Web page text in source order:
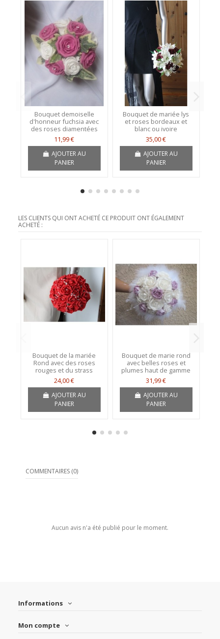
Bouquet demoiselle
d'honneur fuchsia avec
des roses diamentées
11,99 €
AJOUTER AU
PANIER
Bouquet de mariée lys
et roses bordeaux et
blanc ou ivoire
35,00 €
AJOUTER AU
PANIER
LES CLIENTS QUI ONT ACHETÉ CE PRODUIT ONT ÉGALEMENT
ACHETÉ :
Bouquet de la mariée
Rond avec des roses
rouges et du strass
24,00 €
AJOUTER AU
PANIER
Bouquet de marie rond
avec belles roses et
plumes haut de gamme
31,99 €
AJOUTER AU
PANIER
COMMENTAIRES (0)
Aucun avis n'a été publié pour le moment.
Informations
Mon compte